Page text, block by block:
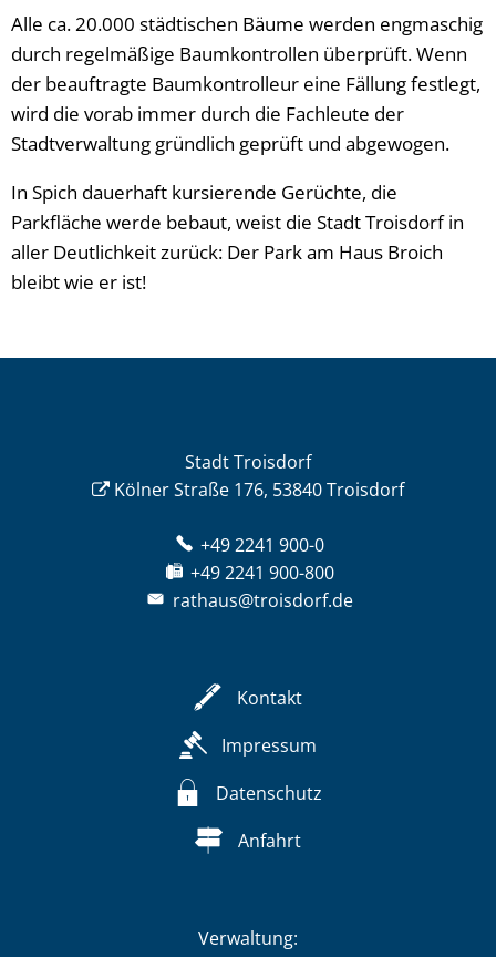
Alle ca. 20.000 städtischen Bäume werden engmaschig
durch regelmäßige Baumkontrollen überprüft. Wenn
der beauftragte Baumkontrolleur eine Fällung festlegt,
wird die vorab immer durch die Fachleute der
Stadtverwaltung gründlich geprüft und abgewogen.
In Spich dauerhaft kursierende Gerüchte, die
Parkfläche werde bebaut, weist die Stadt Troisdorf in
aller Deutlichkeit zurück: Der Park am Haus Broich
bleibt wie er ist!
Stadt Troisdorf
Kölner Straße 176, 53840 Troisdorf
+49 2241 900-0
+49 2241 900-800
rathaus@troisdorf.de
Kontakt
Impressum
Datenschutz
Anfahrt
Verwaltung: